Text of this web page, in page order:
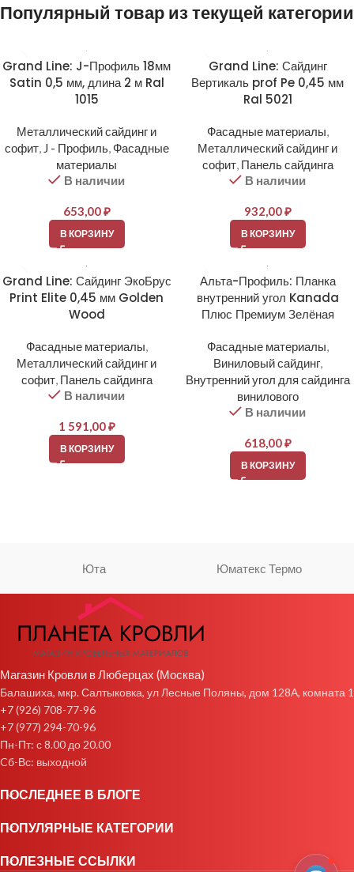
Популярный товар из текущей категории
Grand Line: J-Профиль 18мм
Satin 0,5 мм, длина 2 м Ral
1015
Металлический сайдинг и
софит, J - Профиль, Фасадные
материалы
В наличии
653,00₽
В КОРЗИНУ
Grand Line: Сайдинг
Вертикаль prof Pe 0,45 мм
Ral 5021
Фасадные материалы,
Металлический сайдинг и
софит, Панель сайдинга
В наличии
932,00₽
В КОРЗИНУ
Grand Line: Сайдинг ЭкоБрус
Print Elite 0,45 мм Golden
Wood
Фасадные материалы,
Металлический сайдинг и
софит, Панель сайдинга
В наличии
1 591,00₽
В КОРЗИНУ
Альта-Профиль: Планка
внутренний угол Kanada
Плюс Премиум Зелёная
Фасадные материалы,
Виниловый сайдинг,
Внутренний угол для сайдинга
винилового
В наличии
618,00₽
В КОРЗИНУ
Юта Юматекс Термо
Магазин Кровли в Люберцах (Москва)
Балашиха, мкр. Салтыковка, ул Лесные Поляны, дом 128А, комната 1
+7 (926) 708-77-96
+7 (977) 294-70-96
Пн-Пт: с 8.00 до 20.00
Cб-Вс: выходной
ПОСЛЕДНЕЕ В БЛОГЕ
ПОПУЛЯРНЫЕ КАТЕГОРИИ
ПОЛЕЗНЫЕ ССЫЛКИ